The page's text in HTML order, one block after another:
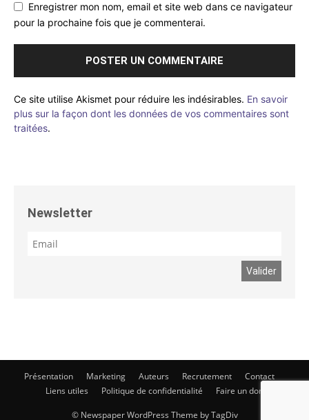
Enregistrer mon nom, email et site web dans ce navigateur
pour la prochaine fois que je commenterai.
Ce site utilise Akismet pour réduire les indésirables. En savoir
plus sur la façon dont les données de vos commentaires sont
traitées.
Newsletter
Présentation Marketing Auteurs Recrutement
Contact
Liens utiles
Politique de confidentialité Faire un don
© Newspaper WordPress Theme by TagDiv